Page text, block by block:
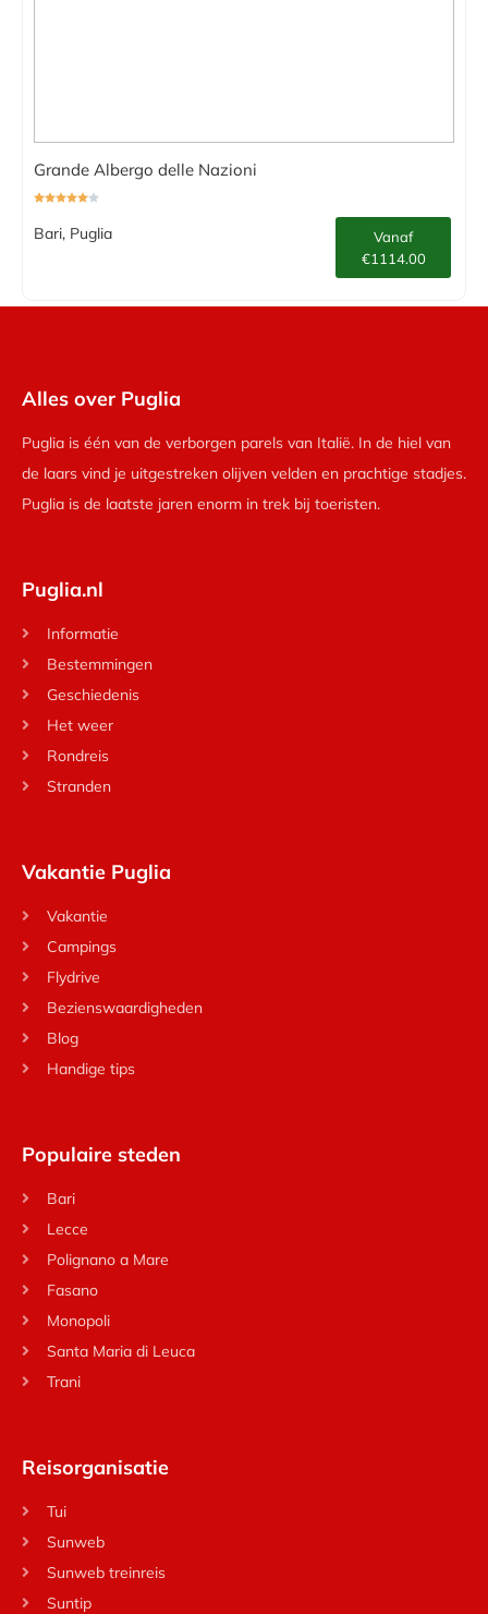
Grande Albergo delle Nazioni
Bari, Puglia
Vanaf
€1114.00
Alles over Puglia
Puglia is één van de verborgen parels van Italië. In de hiel van
de laars vind je uitgestreken olijven velden en prachtige stadjes.
Puglia is de laatste jaren enorm in trek bij toeristen.
Puglia.nl
Informatie
Bestemmingen
Geschiedenis
Het weer
Rondreis
Stranden
Vakantie Puglia
Vakantie
Campings
Flydrive
Bezienswaardigheden
Blog
Handige tips
Populaire steden
Bari
Lecce
Polignano a Mare
Fasano
Monopoli
Santa Maria di Leuca
Trani
Reisorganisatie
Tui
Sunweb
Sunweb treinreis
Suntip